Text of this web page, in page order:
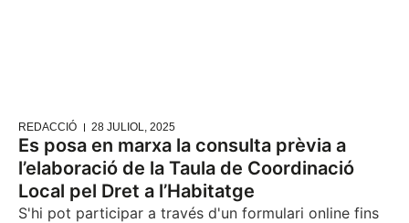
REDACCIÓ 28 JULIOL, 2025
Es posa en marxa la consulta prèvia a
l’elaboració de la Taula de Coordinació
Local pel Dret a l’Habitatge
S'hi pot participar a través d'un formulari online fins